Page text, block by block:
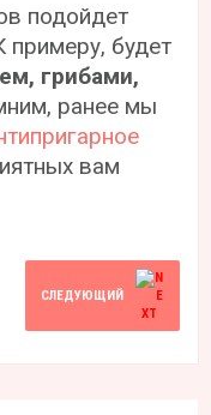
подойдет
примеру, будет
грибами,
ранее мы
вам
СЛЕДУЮЩИЙ